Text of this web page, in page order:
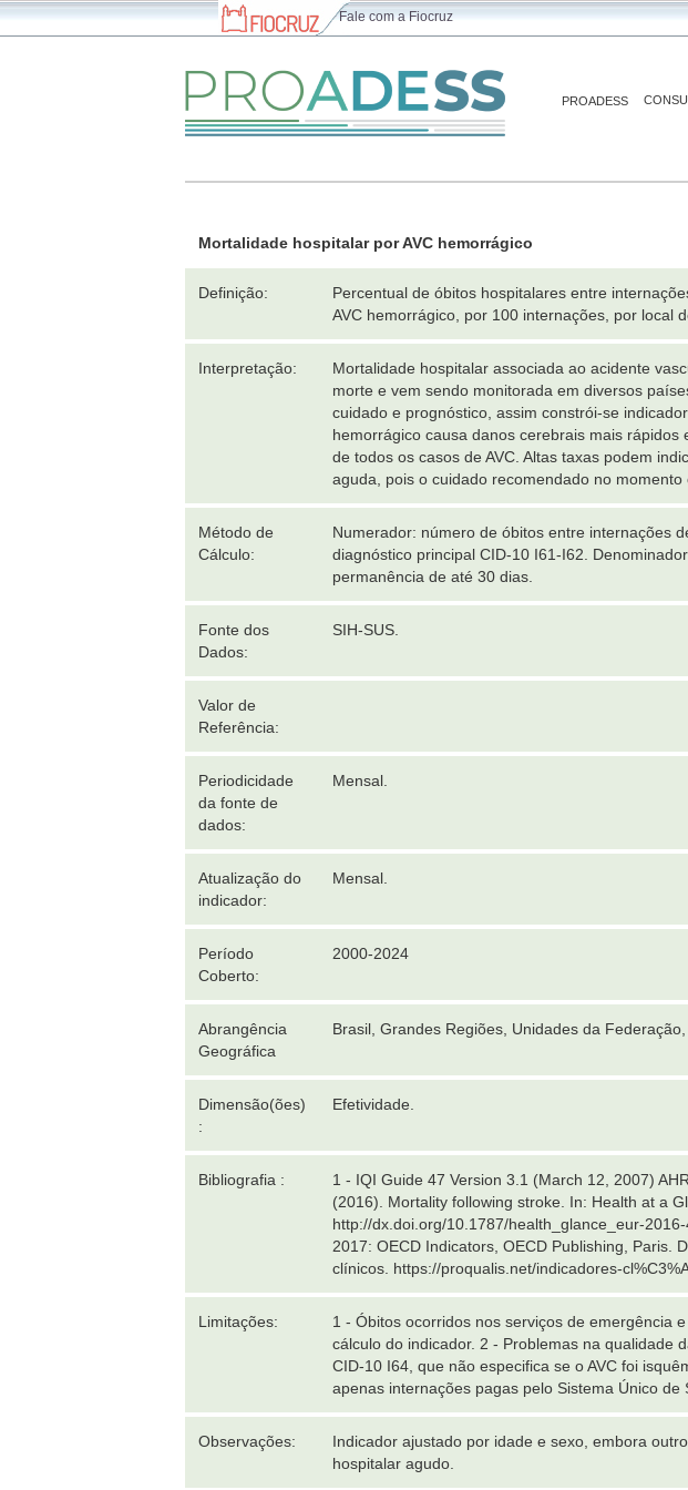
Fale com a Fiocruz
PROADESS
Mortalidade hospitalar por AVC hemorrágico
Definição:
Percentual de óbitos hospitalares entre
AVC hemorrágico, por 100 internações, por local
Interpretação:
Mortalidade hospitalar associada ao acidente
morte e vem sendo monitorada em diversos
cuidado e prognóstico, assim constrói-se
hemorrágico causa danos cerebrais mais
de todos os casos de AVC. Altas taxas podem
aguda, pois o cuidado recomendado no
Método de
Cálculo:
Numerador: número de óbitos entre internações
diagnóstico principal CID-10 I61-I62.
permanência de até 30 dias.
Fonte dos
Dados:
SIH-SUS.
Valor de
Referência:
Periodicidade
da fonte de
dados:
Mensal.
Atualização do
indicador:
Mensal.
Período
Coberto:
2000-2024
Abrangência
Geográfica
Brasil, Grandes Regiões, Unidades da
Dimensão(ões)
:
Efetividade.
Bibliografia :
1 - IQI Guide 47 Version 3.1 (March 12, 2007)
(2016). Mortality following stroke. In: Health at a
http://dx.doi.org/10.1787/health_glance_eur-
2017: OECD Indicators, OECD Publishing, Paris.
clínicos. https://proqualis.net/indicadores-
Limitações:
1 - Óbitos ocorridos nos serviços de emergência
cálculo do indicador. 2 - Problemas na qualidade
CID-10 I64, que não especifica se o AVC foi
apenas internações pagas pelo Sistema Único de
Observações:
Indicador ajustado por idade e sexo, embora
hospitalar agudo.